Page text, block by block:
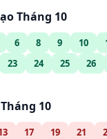
Tháng 10
6 8 9 10
23 24 25 26
10
17 19 21